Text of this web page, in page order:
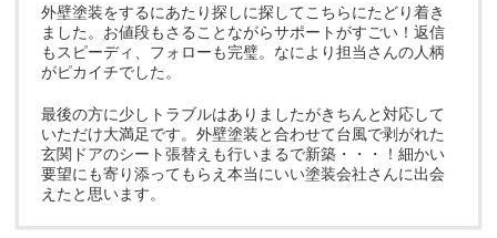
外壁塗装をするにあたり探しに探してこちらにたどり着き
ました。お値段もさることながらサポートがすごい！返信
もスピーディ、フォローも完璧。なにより担当さんの人柄
がピカイチでした。
最後の方に少しトラブルはありましたがきちんと対応して
いただけ大満足です。外壁塗装と合わせて台風で剥がれた
玄関ドアのシート張替えも行いまるで新築・・・！細かい
要望にも寄り添ってもらえ本当にいい塗装会社さんに出会
えたと思います。